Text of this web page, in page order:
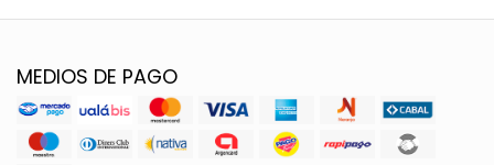
MEDIOS DE PAGO